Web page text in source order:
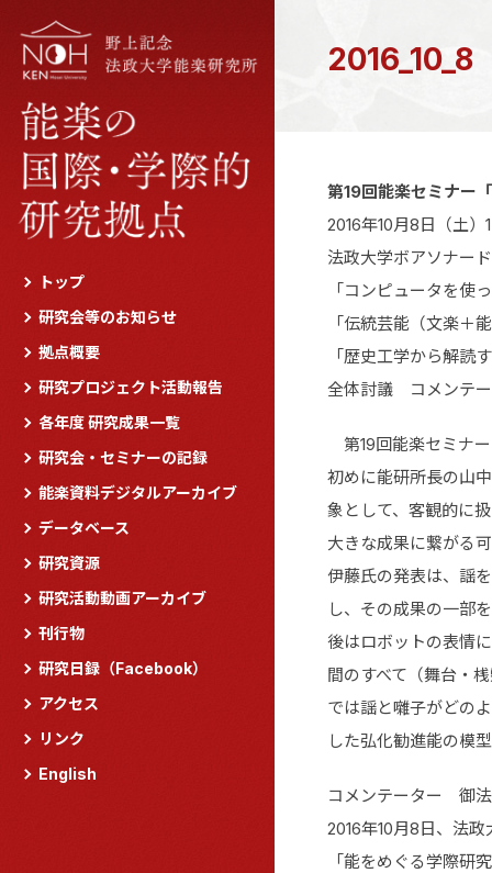
トップ
研究会等のお知らせ
拠点概要
研究プロジェクト活動報告
各年度 研究成果一覧
研究会・セミナーの記録
能楽資料デジタルアーカイブ
データベース
研究資源
研究活動動画アーカイブ
刊行物
研究日録（Facebook）
アクセス
リンク
English
2016_10_8
第19回能楽セミナー
2016年10月8日（土）
法政大学ボアソナー
「コンピュータを使
「伝統芸能（文楽＋
「歴史工学から解読
全体討議 コメンテー
第19回能楽セミナ
初めに能研所長の山
象として、客観的に
大きな成果に繋がる
伊藤氏の発表は、謡
し、その成果の一部
後はロボットの表情
間のすべて（舞台・
では謡と囃子がどの
した弘化勧進能の模
コメンテーター 御
2016年10月8日、法
「能をめぐる学際研